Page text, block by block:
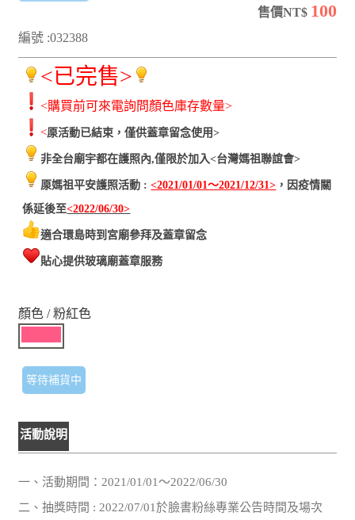
售價NT$ 100
編號 :032388
<已完售>
<購買前可來電詢問顏色庫存數量>
<厡活動已結束，僅供蓋章留念使用>
非全台廟宇都在護照內,僅限於加入<台灣媽祖聯誼會>
厡媽祖平安護照活動 : <2021/01/01～2021/12/31> ，因疫情關
係延後至<2022/06/30>
適合環島時到宮廟參拜及蓋章留念
貼心提供玻璃廟蓋章服務
顏色 / 粉紅色
等待補貨中
活動說明
一、活動期間：2021/01/01～2022/06/30
二、抽獎時間 : 2022/07/01於臉書粉絲專業公告時間及場次